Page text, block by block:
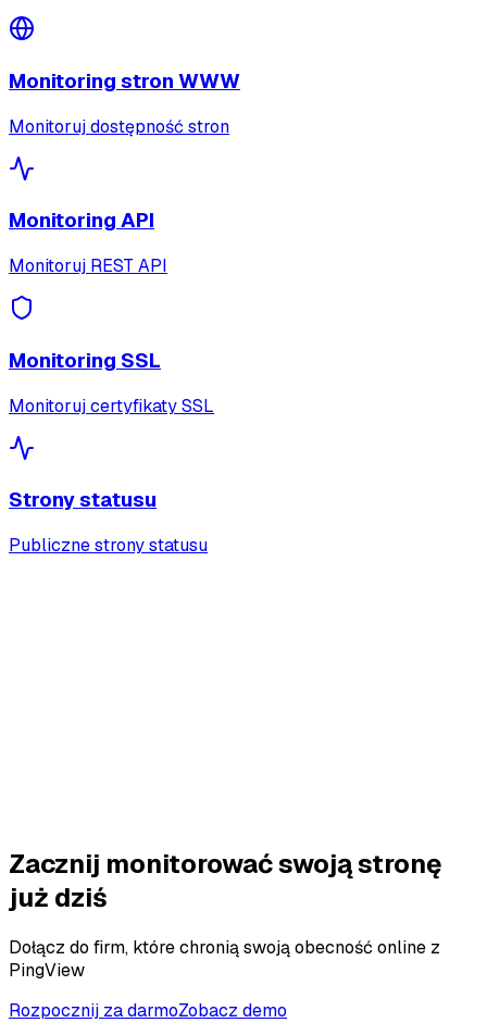
Monitoring stron WWW
Monitoruj dostępność stron
Monitoring API
Monitoruj REST API
Monitoring SSL
Monitoruj certyfikaty SSL
Strony statusu
Publiczne strony statusu
Zacznij monitorować swoją stronę
już dziś
Dołącz do firm, które chronią swoją obecność online z
PingView
Rozpocznij za darmoZobacz demo